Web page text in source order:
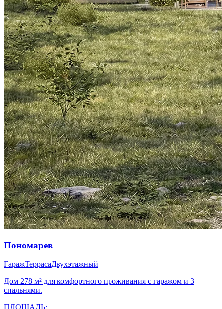
Пономарев
ГаражТеррасаДвухэтажный
Дом 278 м² для комфортного проживания с гаражом и 3
спальнями.
ПЛОЩАДЬ: